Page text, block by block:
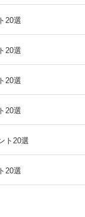
20選
20選
20選
20選
ト20選
20選